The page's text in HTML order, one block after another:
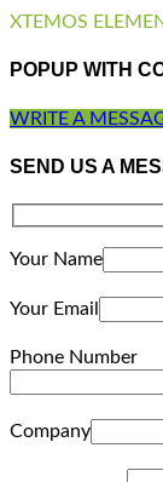
XTEMOS
POPUP WITH
WRITE A
SEND US A
Your Name
Your Email
Phone Number
Company